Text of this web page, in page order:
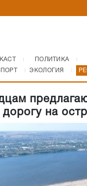
ПОЛИТИКА
ЭКОЛОГИЯ
дорогу на